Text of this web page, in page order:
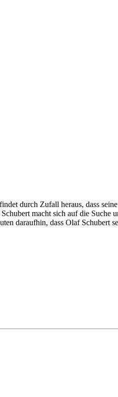
durch Zufall heraus, dass
macht sich auf die
daraufhin, dass Olaf Schubert